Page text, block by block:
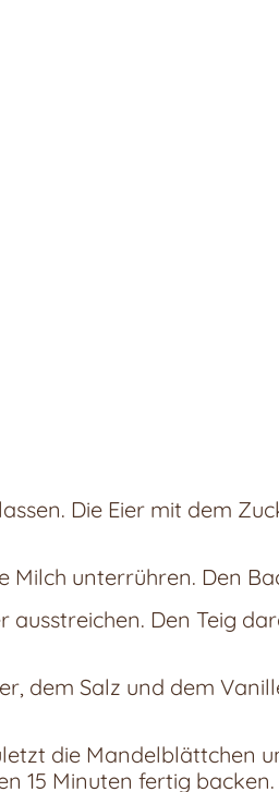
Die Eier mit dem
unterrühren. Den
Den Teig
dem Salz und dem
die Mandelblättchen
15 Minuten fertig backen.